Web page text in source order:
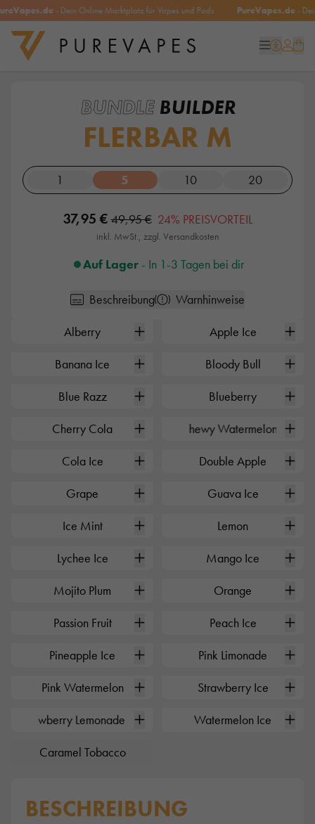
- Dein Online Marktplatz für Vapes und Pods PureVapes.de- Dein
BUNDLEBUILDER
FLERBAR M
1 5 10 20
37,95 €49,95 € 24% PREISVORTEIL
inkl. MwSt., zzgl. Versandkosten
Auf Lager- In 1-3 Tagen bei dir
Beschreibung Warnhinweise
Alberry Apple Ice
Banana Ice Bloody Bull
Blue Razz Blueberry
Cherry Cola Chewy Watermelon
Cola Ice Double Apple
Grape Guava Ice
Ice Mint Lemon
Lychee Ice Mango Ice
Mojito Plum Orange
Passion Fruit Peach Ice
Pineapple Ice Pink Limonade
Pink Watermelon Strawberry Ice
Strawberry Lemonade Watermelon Ice
Caramel Tobacco
BESCHREIBUNG